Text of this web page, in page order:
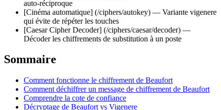
auto-réciproque
[Cinéma automatique] (/ciphers/autokey) — Variante vigenere
qui évite de répéter les touches
[Caesar Cipher Decoder] (/ciphers/caesar/decoder) —
Décoder les chiffrements de substitution à un poste
Sommaire
Comment fonctionne le chiffrement de Beaufort
Comment déchiffrer un message de chiffrement de Beaufort
Comprendre la cote de confiance
Décryptage de Beaufort vs Vigenere